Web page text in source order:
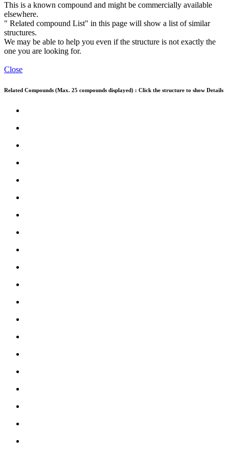
This is a known compound and might be commercially available
elsewhere.
" Related compound List" in this page will show a list of similar
structures.
We may be able to help you even if the structure is not exactly the
one you are looking for.
Close
Related Compounds (Max. 25 compounds displayed) : Click the structure to show Details